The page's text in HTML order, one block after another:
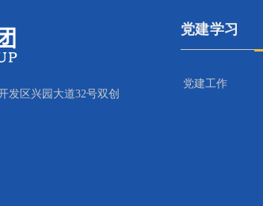
发区兴园大道32号双创
党建学习
党建工作